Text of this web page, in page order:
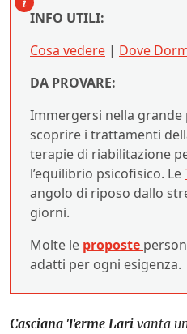
INFO UTILI:
Cosa vedere | Dove
DA PROVARE:
Immergersi nella grande
scoprire i trattamenti
terapie di riabilitazione
l’equilibrio psicofisico. Le
angolo di riposo dallo
giorni.
Molte le proposte
adatti per ogni esigenza.
Casciana Terme Lari vanta